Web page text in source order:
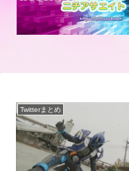
Twitterまとめ